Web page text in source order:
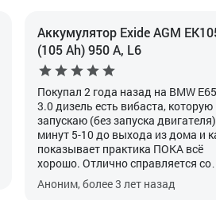
Аккумулятор Exide AGM
(105 Ah) 950 А, L6
Покупал 2 года назад на BMW E65
3.0 дизель есть вибаста, которую
запускаю (без запуска
минут 5-10 до выхода из дома и
показывает практика ПОКА всё
хорошо. Отлично справляется со
своей функцией. Главное его
прописать после установки, хотя
Аноним, более 3 лет назад